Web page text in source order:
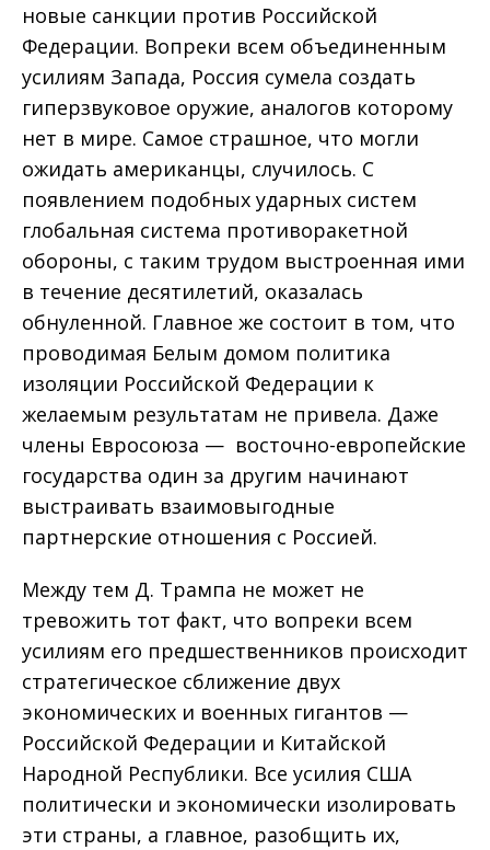
новые санкции против Российской
Федерации. Вопреки всем объединенным
усилиям Запада, Россия сумела создать
гиперзвуковое оружие, аналогов которому
нет в мире. Самое страшное, что могли
ожидать американцы, случилось. С
появлением подобных ударных систем
глобальная система противоракетной
обороны, с таким трудом выстроенная ими
в течение десятилетий, оказалась
обнуленной. Главное же состоит в том, что
проводимая Белым домом политика
изоляции Российской Федерации к
желаемым результатам не привела. Даже
члены Евросоюза — восточно-европейские
государства один за другим начинают
выстраивать взаимовыгодные
партнерские отношения с Россией.
Между тем Д. Трампа не может не
тревожить тот факт, что вопреки всем
усилиям его предшественников происходит
стратегическое сближение двух
экономических и военных гигантов —
Российской Федерации и Китайской
Народной Республики. Все усилия США
политически и экономически изолировать
эти страны, а главное, разобщить их,